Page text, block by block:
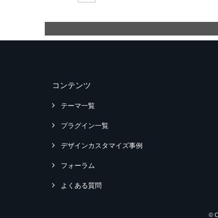
コンテンツ
テーマ一覧
プラグイン一覧
デザインカスタマイズ事例
フォーラム
よくある質問
©